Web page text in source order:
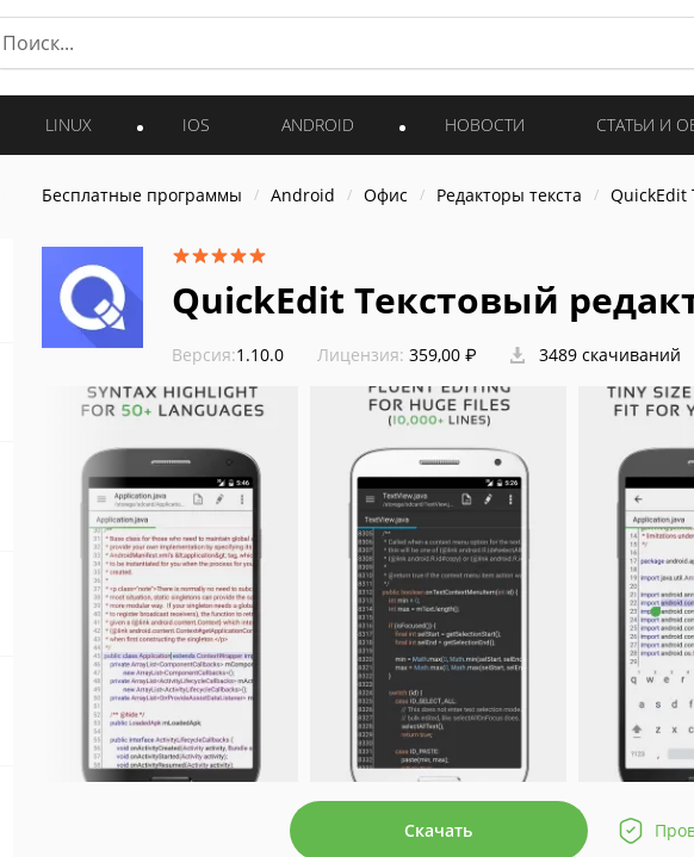
LINUX IOS ANDROID НОВОСТИ СТАТЬИ И
Бесплатные программы Android Офис Редакторы текста QuickEdit
QuickEdit Текстовый
Версия:1.10.0 Лицензия: 359,00 ₽ 3489 скачиваний
Скачать